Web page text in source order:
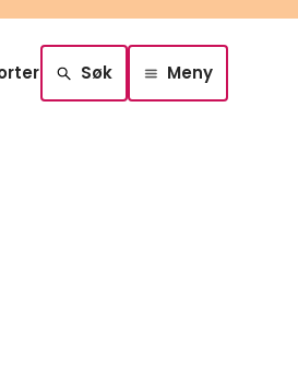
Søk Meny